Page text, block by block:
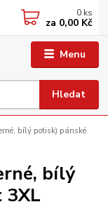
Menu
Hledat
0 ks
za 0,00 Kč
bílý potisk) pánské
bílý
3XL